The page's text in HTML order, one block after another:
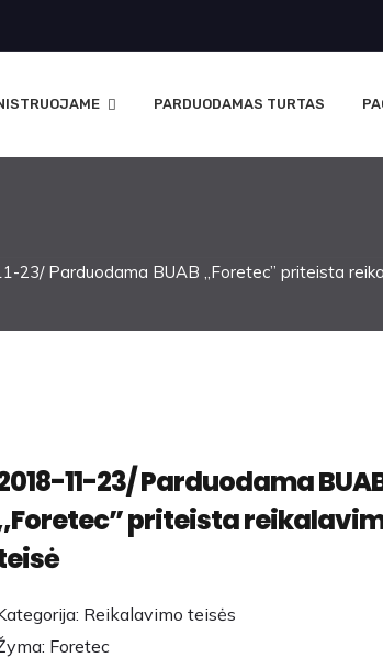
PARDUODAMAS TURTAS
23/ Parduodama BUAB ,,Foretec” priteista
11-23/ Parduodama
priteista
Reikalavimo teisės
Foretec